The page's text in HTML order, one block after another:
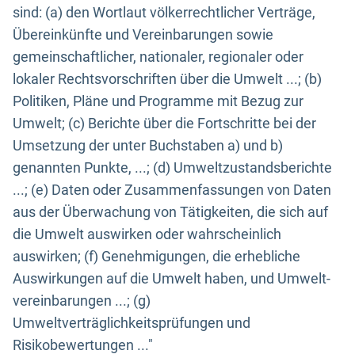
sind: (a) den Wortlaut völkerrechtlicher Verträge,
Übereinkünfte und Vereinbarungen sowie
gemeinschaftlicher, nationaler, regionaler oder
lokaler Rechtsvorschriften über die Umwelt ...; (b)
Politiken, Pläne und Programme mit Bezug zur
Umwelt; (c) Berichte über die Fortschritte bei der
Umsetzung der unter Buchstaben a) und b)
genannten Punkte, ...; (d) Umweltzustandsberichte
...; (e) Daten oder Zusammenfassungen von Daten
aus der Überwachung von Tätigkeiten, die sich auf
die Umwelt auswirken oder wahrscheinlich
auswirken; (f) Genehmigungen, die erhebliche
Auswirkungen auf die Umwelt haben, und Umwelt-
vereinbarungen ...; (g)
Umweltverträglichkeitsprüfungen und
Risikobewertungen ..."